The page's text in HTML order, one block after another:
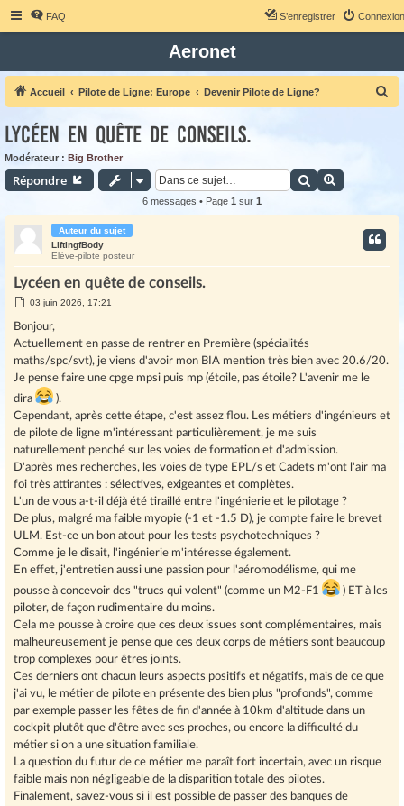
FAQ Connexion
S’enregistrer
Aeronet
Accueil Pilote de Ligne: Europe Devenir Pilote de Ligne?
e
Lycéen en quête de conseils.
Modérateur : Big Brother
Répondre Rechercher
6 messages • Page 1 sur 1
Auteur du sujet
LiftingfBody
Elève-pilote posteur
Lycéen en quête de conseils.
M
s
s
a
g
e
03 juin 2026, 17:21
Bonjour,
Actuellement en passe de rentrer en Première (spécialités
maths/spc/svt), je viens d'avoir mon BIA mention très bien avec 20.6/20.
Je pense faire une cpge mpsi puis mp (étoile, pas étoile? L'avenir me le
dira
).
Cependant, après cette étape, c'est assez flou. Les métiers d'ingénieurs et
de pilote de ligne m'intéressant particulièrement, je me suis
naturellement penché sur les voies de formation et d'admission.
D'après mes recherches, les voies de type EPL/s et Cadets m'ont l'air ma
foi très attirantes : sélectives, exigeantes et complètes.
L'un de vous a-t-il déjà été tiraillé entre l'ingénierie et le pilotage ?
De plus, malgré ma faible myopie (-1 et -1.5 D), je compte faire le brevet
ULM. Est-ce un bon atout pour les tests psychotechniques ?
Comme je le disait, l'ingénierie m'intéresse également.
En effet, j'entretien aussi une passion pour l'aéromodélisme, qui me
pousse à concevoir des "trucs qui volent" (comme un M2-F1
) ET à les
piloter, de façon rudimentaire du moins.
Cela me pousse à croire que ces deux issues sont complémentaires, mais
malheureusement je pense que ces deux corps de métiers sont beaucoup
trop complexes pour êtres joints.
Ces derniers ont chacun leurs aspects positifs et négatifs, mais de ce que
j'ai vu, le métier de pilote en présente des bien plus "profonds", comme
par exemple passer les fêtes de fin d'année à 10km d'altitude dans un
cockpit plutôt que d'être avec ses proches, ou encore la difficulté du
métier si on a une situation familiale.
La question du futur de ce métier me paraît fort incertain, avec un risque
faible mais non négligeable de la disparition totale des pilotes.
Finalement, savez-vous si il est possible de passer des banques de